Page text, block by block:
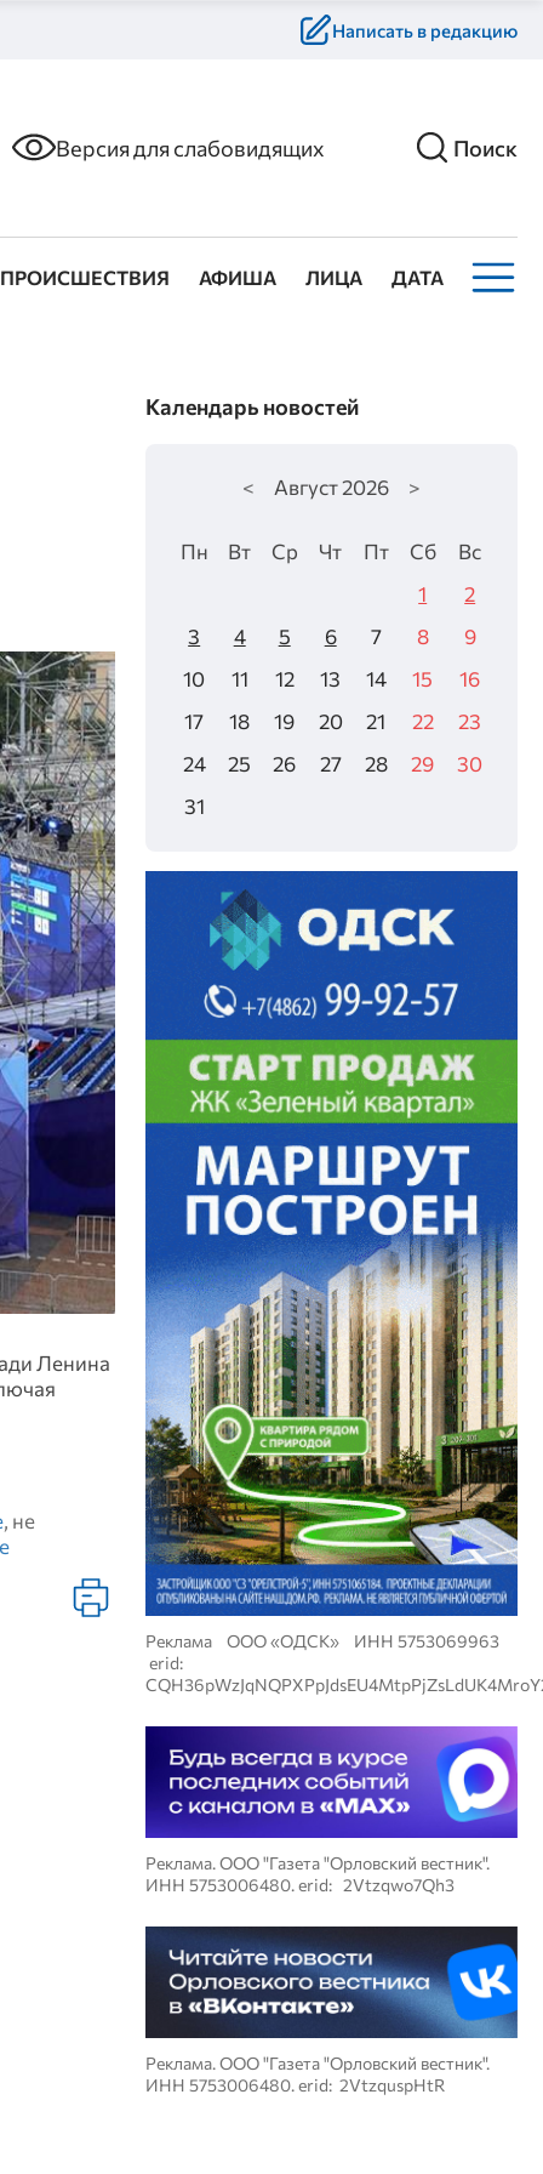
Написать в редакцию
Версия для слабовидящих Поиск
ПРОИСШЕСТВИЯ АФИША ЛИЦА ДАТА
Ленина
, не
Календарь новостей
< Август2026 >
Пн Вт Ср Чт Пт Сб
Вс
1
2
3
4 5 6 7 8
9
10
11 12 13 14 15
16
17
18 19 20 21 22
23
24
25 26 27 28 29
30
31
Реклама ООО «ОДСК» ИНН 5753069963
erid:
Реклама. ООО "Газета "Орловский вестник".
ИНН 5753006480. erid: 2Vtzqwo7Qh3
Реклама. ООО "Газета "Орловский вестник".
ИНН 5753006480. erid: 2VtzquspHtR